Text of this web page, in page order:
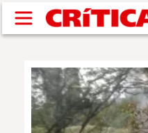
Pasar al contenido principal
SUCESOS